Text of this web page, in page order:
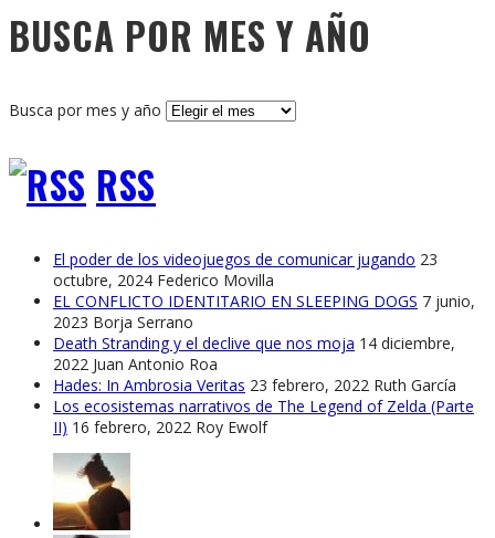
BUSCA POR MES Y AÑO
Busca por mes y año
RSS
El poder de los videojuegos de comunicar jugando 23
octubre, 2024 Federico Movilla
EL CONFLICTO IDENTITARIO EN SLEEPING DOGS 7 junio,
2023 Borja Serrano
Death Stranding y el declive que nos moja 14 diciembre,
2022 Juan Antonio Roa
Hades: In Ambrosia Veritas 23 febrero, 2022 Ruth García
Los ecosistemas narrativos de The Legend of Zelda (Parte
II) 16 febrero, 2022 Roy Ewolf